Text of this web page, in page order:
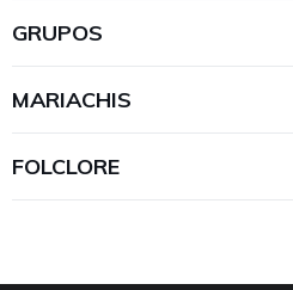
GRUPOS
MARIACHIS
FOLCLORE